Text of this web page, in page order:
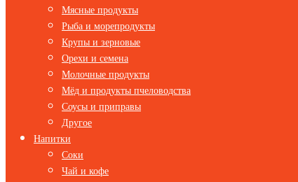
Мясные продукты
Рыба и морепродукты
Крупы и зерновые
Орехи и семена
Молочные продукты
Мёд и продукты пчеловодства
Соусы и приправы
Другое
Напитки
Соки
Чай и кофе